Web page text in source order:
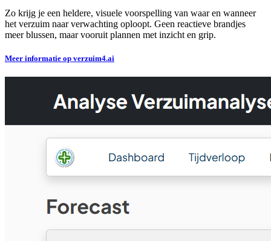
Zo krijg je een heldere, visuele voorspelling van waar en wanneer
het verzuim naar verwachting oploopt. Geen reactieve brandjes
meer blussen, maar vooruit plannen met inzicht en grip.
Meer informatie op verzuim4.ai